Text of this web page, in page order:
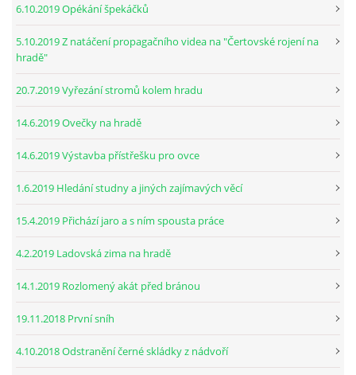
6.10.2019 Opékání špekáčků
5.10.2019 Z natáčení propagačního videa na "Čertovské rojení na
hradě"
20.7.2019 Vyřezání stromů kolem hradu
14.6.2019 Ovečky na hradě
14.6.2019 Výstavba přístřešku pro ovce
1.6.2019 Hledání studny a jiných zajímavých věcí
15.4.2019 Přichází jaro a s ním spousta práce
4.2.2019 Ladovská zima na hradě
14.1.2019 Rozlomený akát před bránou
19.11.2018 První sníh
4.10.2018 Odstranění černé skládky z nádvoří